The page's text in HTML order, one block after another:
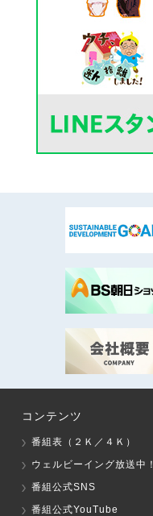
コンテンツ
番組表（２Ｋ／４Ｋ）
ウェルビーイング放送中！
番組公式SNS
番組公式YouTube